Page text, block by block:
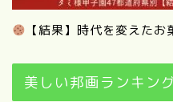
【結果】時代を変えた
美しい邦画ランキン